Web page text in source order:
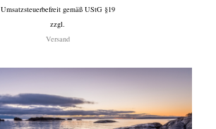
199 €
Umsatzsteuerbefreit gemäß UStG §19
zzgl.
Versand